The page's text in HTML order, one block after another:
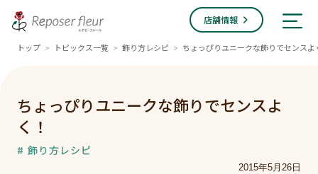
店舗情報
トップ > トピックス一覧 > 飾り方レシピ > ちょっぴりユニークな飾りでセンスよ
ちょっぴりユニークな飾りでセンスよ
く！
# 飾り方レシピ
2015年5月26日